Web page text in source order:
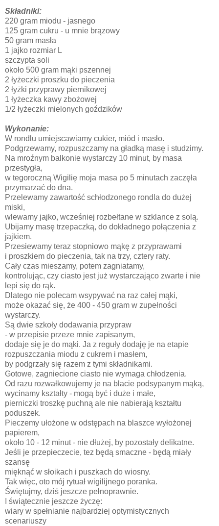
Składniki:
220 gram miodu - jasnego
125 gram cukru - u mnie brązowy
50 gram masła
1 jajko rozmiar L
szczypta soli
około 500 gram mąki pszennej
2 łyżeczki proszku do pieczenia
2 łyżki przyprawy piernikowej
1 łyżeczka kawy zbożowej
1/2 łyżeczki mielonych goździków
Wykonanie:
W rondlu umiejscawiamy cukier, miód i masło.
Podgrzewamy, rozpuszczamy na gładką masę i studzimy.
Na mroźnym balkonie wystarczy 10 minut, by masa
przestygła,
w tegoroczną Wigilię moja masa po 5 minutach zaczęła
przymarzać do dna.
Przelewamy zawartość schłodzonego rondla do dużej
miski,
wlewamy jajko, wcześniej rozbełtane w szklance z solą.
Ubijamy masę trzepaczką, do dokładnego połączenia z
jajkiem.
Przesiewamy teraz stopniowo mąkę z przyprawami
i proszkiem do pieczenia, tak na trzy, cztery raty.
Cały czas mieszamy, potem zagniatamy,
kontrolując, czy ciasto jest już wystarczająco zwarte i nie
lepi się do rąk.
Dlatego nie polecam wsypywać na raz całej mąki,
może okazać się, że 400 - 450 gram w zupełności
wystarczy.
Są dwie szkoły dodawania przypraw
- w przepisie przeze mnie zapisanym,
dodaje się je do mąki. Ja z reguły dodaję je na etapie
rozpuszczania miodu z cukrem i masłem,
by podgrzały się razem z tymi składnikami.
Gotowe, zagniecione ciasto nie wymaga chłodzenia.
Od razu rozwałkowujemy je na blacie podsypanym mąką,
wycinamy kształty - mogą być i duże i małe,
pierniczki troszkę puchną ale nie nabierają kształtu
poduszek.
Pieczemy ułożone w odstępach na blaszce wyłożonej
papierem,
około 10 - 12 minut - nie dłużej, by pozostały delikatne.
Jeśli je przepieczecie, tez będą smaczne - będą miały
szansę
mięknąć w słoikach i puszkach do wiosny.
Tak więc, oto mój rytuał wigilijnego poranka.
Świętujmy, dziś jeszcze pełnoprawnie.
I świątecznie jeszcze życzę:
wiary w spełnianie najbardziej optymistycznych
scenariuszy